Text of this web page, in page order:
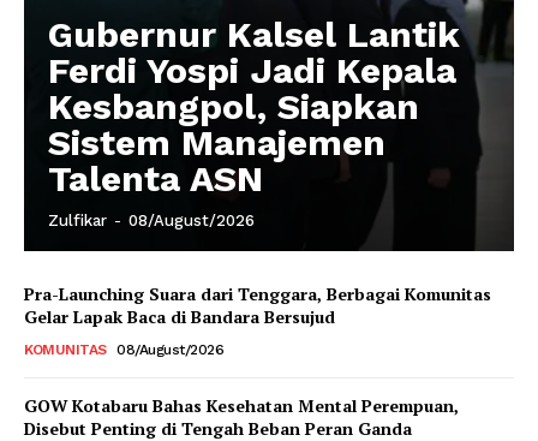
Gubernur Kalsel Lantik
Ferdi Yospi Jadi Kepala
Kesbangpol, Siapkan
Sistem Manajemen
Talenta ASN
Zulfikar - 08/August/2026
Pra-Launching Suara dari Tenggara, Berbagai Komunitas
Gelar Lapak Baca di Bandara Bersujud
KOMUNITAS 08/August/2026
GOW Kotabaru Bahas Kesehatan Mental Perempuan,
Disebut Penting di Tengah Beban Peran Ganda